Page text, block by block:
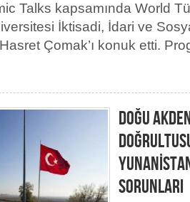
Talks kapsamında World
İktisadi, İdari ve
Çomak’ı konuk etti.
DOĞU
SORUNLARI